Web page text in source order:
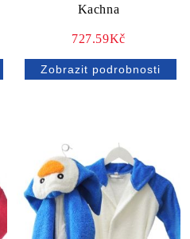
Kachna
727.59Kč
Zobrazit podrobnosti